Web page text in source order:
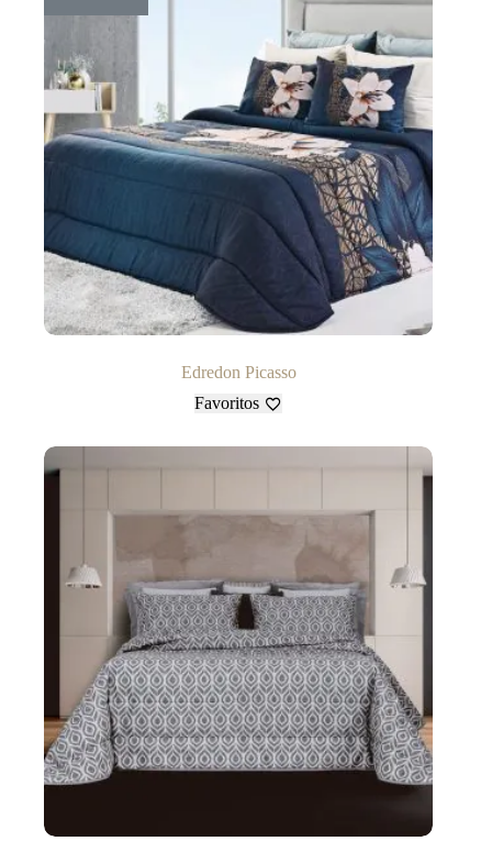
Edredon Picasso
Favoritos